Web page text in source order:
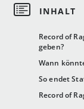
Record of
geben?
Wann
So endet
Record of